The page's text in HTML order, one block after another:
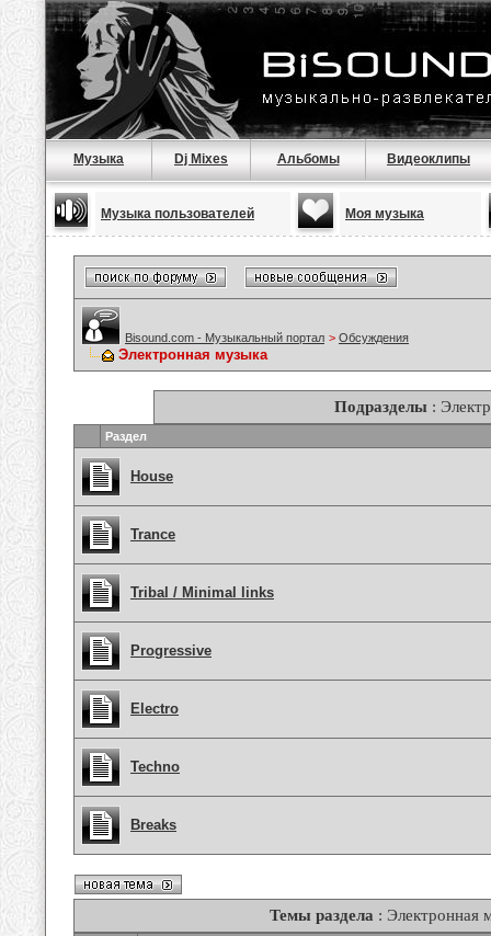
Музыка Dj Mixes Альбомы Видеоклипы
Музыка пользователей Моя музыка
Bisound.com - Музыкальный портал > Обсуждения
Электронная музыка
Подразделы :
Раздел
House
Trance
Tribal / Minimal links
Progressive
Electro
Techno
Breaks
Темы раздела : Электронная